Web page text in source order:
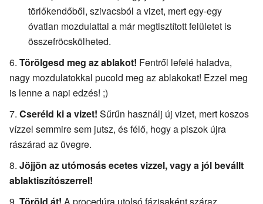
törlőkendőből, szivacsból a vizet, mert egy-egy
óvatlan mozdulattal a már megtisztított felületet is
összefröcskölheted.
Törölgesd meg az ablakot! Fentről lefelé haladva,
nagy mozdulatokkal pucold meg az ablakokat! Ezzel meg
is lenne a napi edzés! ;)
Cseréld ki a vizet! Sűrűn használj új vizet, mert koszos
vízzel semmire sem jutsz, és félő, hogy a piszok újra
rászárad az üvegre.
Jöjjön az utómosás ecetes vizzel, vagy a jól bevállt
ablaktiszítószerrel!
Töröld át! A procedúra utolsó fázisaként száraz